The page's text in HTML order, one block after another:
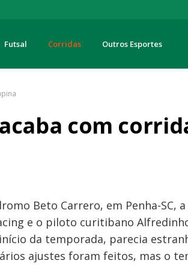
Futsal Corridas Outros Esportes
com
Beto Carrero, em Penha-SC,
e o piloto curitibano
da temporada, parecia
ajustes foram feitos, mas o